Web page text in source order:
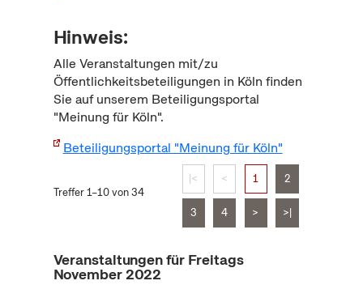
Hinweis:
Alle Veranstaltungen mit/zu
Öffentlichkeitsbeteiligungen in Köln finden
Sie auf unserem Beteiligungsportal
"Meinung für Köln".
Beteiligungsportal "Meinung für Köln"
Treffer 1–10 von 34
|< < 1 2
3 4 > >|
Veranstaltungen für Freitags
November 2022